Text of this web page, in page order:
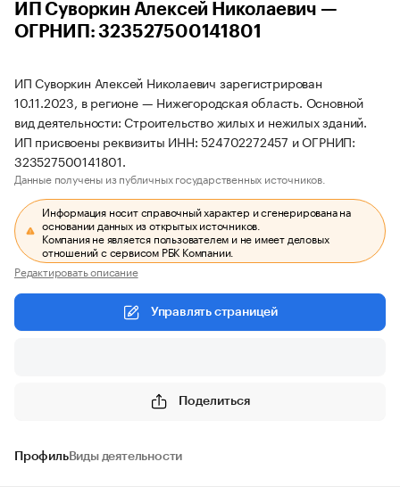
ИП Суворкин Алексей Николаевич —
ОГРНИП: 323527500141801
ИП Суворкин Алексей Николаевич зарегистрирован
10.11.2023, в регионе — Нижегородская область. Основной
вид деятельности: Строительство жилых и нежилых зданий.
ИП присвоены реквизиты ИНН: 524702272457 и ОГРНИП:
323527500141801.
Данные получены из публичных государственных источников.
Информация носит справочный характер и сгенерирована на
основании данных из открытых источников.
Компания не является пользователем и не имеет деловых
отношений с сервисом РБК Компании.
Редактировать описание
Управлять страницей
Поделиться
ПрофильВиды деятельности